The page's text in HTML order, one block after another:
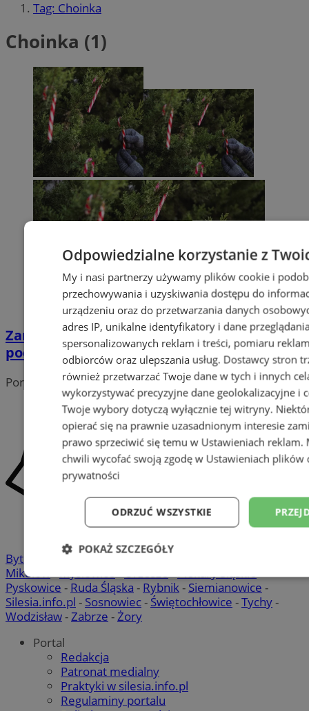
Tag: Choinka
Choinka (1)
Zanim kupisz choinkę – sprawdź jej
pochodzenie
Portal należy do sieci
Bytom Chorzów-Gliwice- Katowice
Mikołów-Mysłowice-Orzesze-Piekary Śląskie-
Pyskowice - Ruda Śląska - Rybnik- Siemianowice -
Silesia.info.pl - Sosnowiec- Świętochłowice -Tychy-
Wodzisław-Zabrze -Żory
Portal
Redakcja
Patronat medialny
Praktyki w silesia.info.pl
Regulaminy portalu
Odpowiedzialne korzystanie z
My i nasi partnerzy używamy plików cookie i
przechowywania i uzyskiwania dostępu do
urządzeniu oraz do przetwarzania danych
adres IP, unikalne identyfikatory i dane
spersonalizowanych reklam i treści, pomiaru
odbiorców oraz ulepszania usług. Dostawcy stron
również przetwarzać Twoje dane w tych i innych
wykorzystywać precyzyjne dane geolokalizacyjne i
Twoje wybory dotyczą wyłącznie tej witryny.
opierać się na prawnie uzasadnionym interesie
prawo sprzeciwić się temu w Ustawieniach reklam.
chwili wycofać swoją zgodę w Ustawieniach plików
prywatności
ODRZUĆ WSZYSTKIE
POKAŻ SZCZEGÓŁY
Niezbędne Wydajność